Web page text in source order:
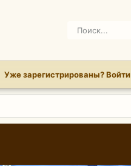
Уже зарегистрированы? Войти